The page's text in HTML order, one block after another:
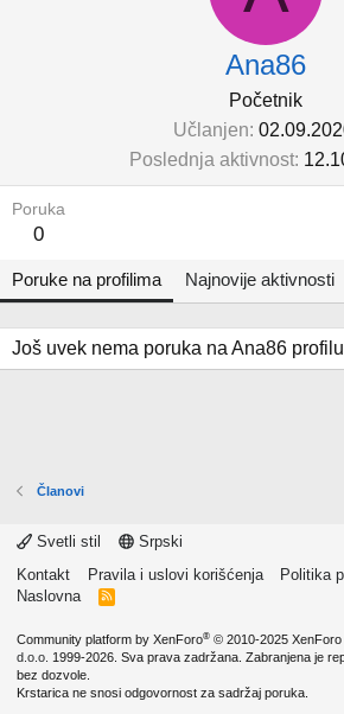
Ana86
Početnik
Učlanjen
Poslednja aktivnost
Poruka
0
Poruke na profilima Najnovije aktivnosti
Još uvek nema poruka na Ana86
Članovi
Svetli stil
Srpski
Kontakt
Pravila i uslovi korišćenja Politika
Naslovna
R
Community platform by XenForo® © 2010-2025 XenForo
d.o.o. 1999-2026. Sva prava zadržana. Zabranjena je
bez dozvole.
Krstarica ne snosi odgovornost za sadržaj poruka.